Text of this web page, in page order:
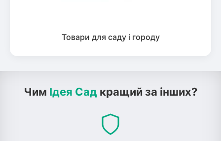
Товари для саду і городу
Чим Ідея Сад кращий за інших?